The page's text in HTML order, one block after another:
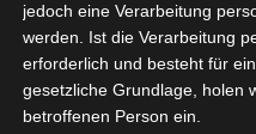
jedoch eine Verarbeitung
werden. Ist die Verarbeitung
erforderlich und besteht für
gesetzliche Grundlage, holen
betroffenen Person ein.